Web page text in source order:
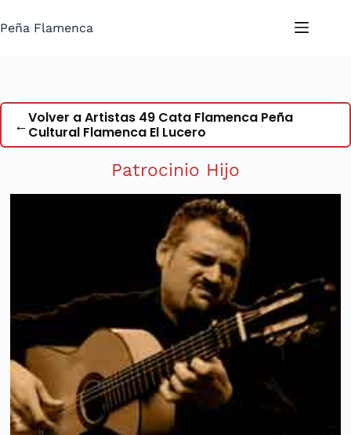
al
Peña Flamenca
←Volver a Artistas 49 Cata Flamenca Peña
Cultural Flamenca El Lucero
Patrocinio Hijo